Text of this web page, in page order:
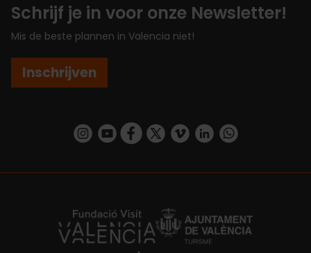
Schrijf je in voor onze Newsletter!
Mis de beste plannen in Valencia niet!
Inschrijven
https://www.instagram.com/visit_valencia/
https://www.youtube.com/user/
https://www.facebook.com/
https://twitter.com/
https://vimeo.com/
https://www.linkedin.com/company/turismo-valencia/https://api.whatsapp.com/send/
https://fundacion.visitvalencia.com/